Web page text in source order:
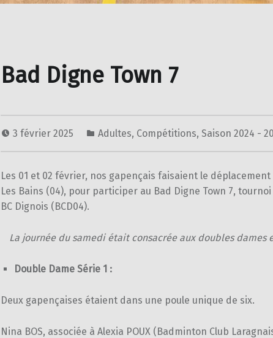
Bad Digne Town 7
3 février 2025 Adultes, Compétitions, Saison 2024 -
Les 01 et 02 février, nos gapençais faisaient le déplacement
Les Bains (04), pour participer au Bad Digne Town 7,
BC Dignois (BCD04).
La journée du samedi était consacrée aux doubles dames
Double Dame Série 1 :
Deux gapençaises étaient dans une poule unique de six.
Nina BOS, associée à Alexia POUX (Badminton Club